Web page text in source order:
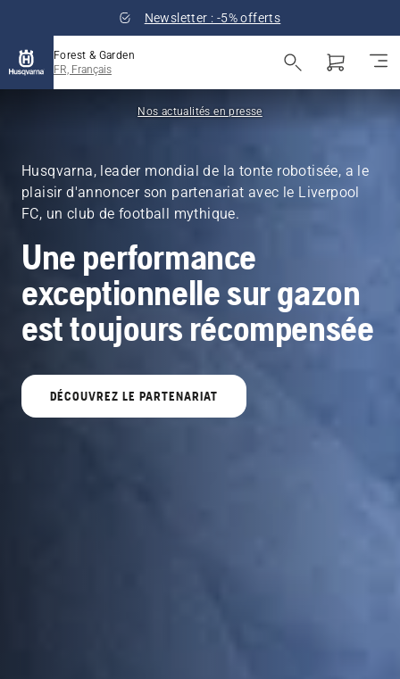
Newsletter : -5% offerts
Forest & Garden
FR, Français
Nos actualités en presse
Husqvarna, leader mondial de la tonte robotisée, a le
plaisir d'annoncer son partenariat avec le Liverpool
FC, un club de football mythique.
Une performance
exceptionnelle sur gazon
est toujours récompensée
DÉCOUVREZ LE PARTENARIAT